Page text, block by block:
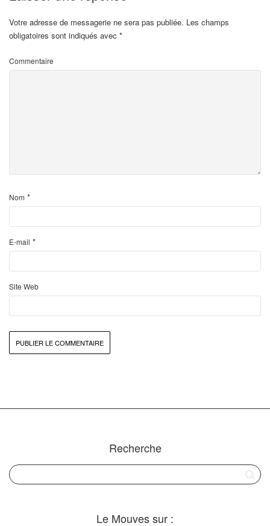
Votre adresse de messagerie ne sera pas publiée. Les champs
obligatoires sont indiqués avec *
Commentaire
Nom *
E-mail *
Site Web
Recherche
Le Mouves sur :